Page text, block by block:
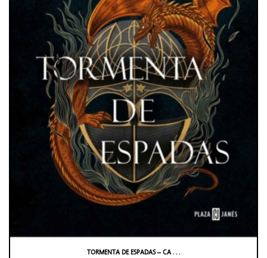
TORMENTA DE ESPADAS – CA . . .